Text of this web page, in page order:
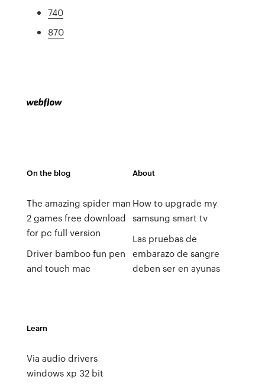
740
870
On the blog
The amazing spider man
2 games free download
for pc full version
Driver bamboo fun pen
and touch mac
About
How to upgrade my
samsung smart tv
Las pruebas de
embarazo de sangre
deben ser en ayunas
Learn
Via audio drivers
windows xp 32 bit